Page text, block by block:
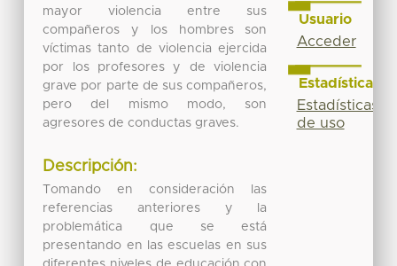
mayor violencia entre sus
compañeros y los hombres son
víctimas tanto de violencia ejercida
por los profesores y de violencia
grave por parte de sus compañeros,
pero del mismo modo, son
agresores de conductas graves.
Descripción:
Tomando en consideración las
referencias anteriores y la
problemática que se está
presentando en las escuelas en sus
Usuario
Acceder
Estadísticas
Estadísticas
de uso